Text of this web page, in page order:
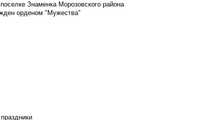
Знаменка Морозовского района
орденом "Мужества"